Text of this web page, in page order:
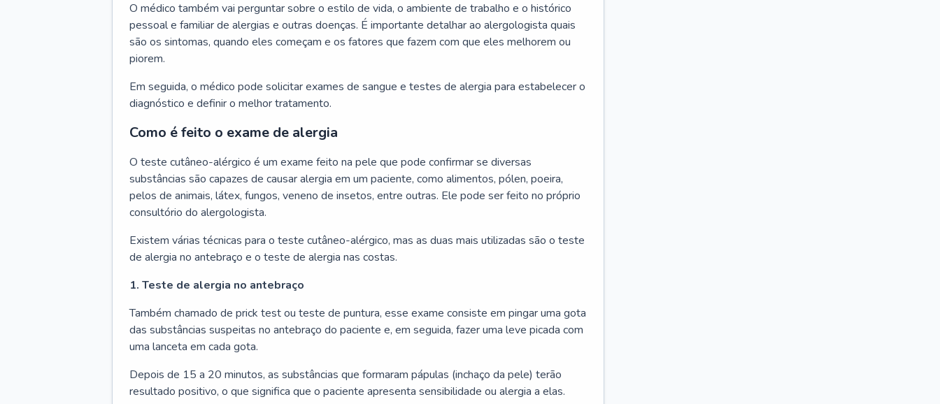
O médico também vai perguntar sobre o estilo de vida, o ambiente de trabalho e o histórico
pessoal e familiar de alergias e outras doenças. É importante detalhar ao alergologista quais
são os sintomas, quando eles começam e os fatores que fazem com que eles melhorem ou
piorem.
Em seguida, o médico pode solicitar exames de sangue e testes de alergia para estabelecer o
diagnóstico e definir o melhor tratamento.
Como é feito o exame de alergia
O teste cutâneo-alérgico é um exame feito na pele que pode confirmar se diversas
substâncias são capazes de causar alergia em um paciente, como alimentos, pólen, poeira,
pelos de animais, látex, fungos, veneno de insetos, entre outras. Ele pode ser feito no próprio
consultório do alergologista.
Existem várias técnicas para o teste cutâneo-alérgico, mas as duas mais utilizadas são o teste
de alergia no antebraço e o teste de alergia nas costas.
1. Teste de alergia no antebraço
Também chamado de prick test ou teste de puntura, esse exame consiste em pingar uma gota
das substâncias suspeitas no antebraço do paciente e, em seguida, fazer uma leve picada com
uma lanceta em cada gota.
Depois de 15 a 20 minutos, as substâncias que formaram pápulas (inchaço da pele) terão
resultado positivo, o que significa que o paciente apresenta sensibilidade ou alergia a elas.